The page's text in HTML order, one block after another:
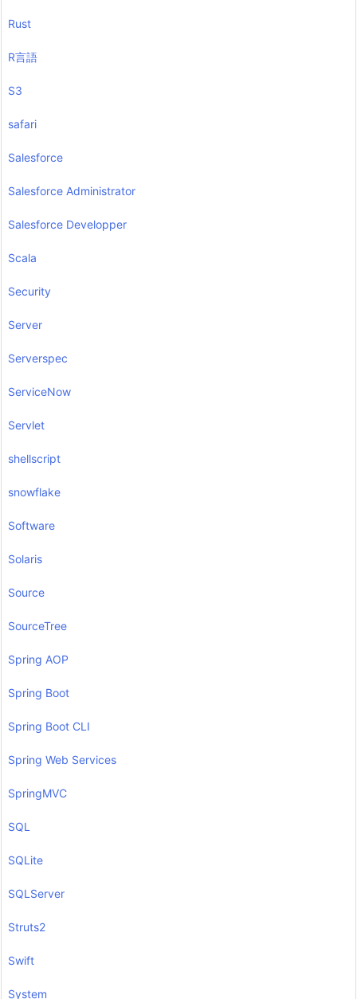
Rust
R言語
S3
safari
Salesforce
Salesforce Administrator
Salesforce Developper
Scala
Security
Server
Serverspec
ServiceNow
Servlet
shellscript
snowflake
Software
Solaris
Source
SourceTree
Spring AOP
Spring Boot
Spring Boot CLI
Spring Web Services
SpringMVC
SQL
SQLite
SQLServer
Struts2
Swift
System